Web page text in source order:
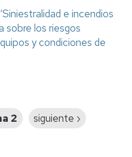
e incendios
sobre los riesgos
y condiciones de
2
Siguiente
siguiente ›